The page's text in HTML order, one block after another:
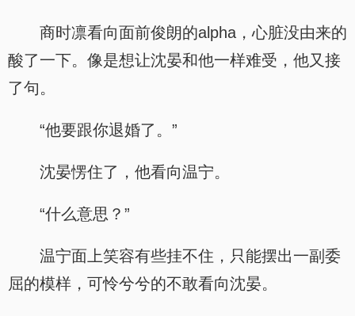
商时凛看向面前俊朗的alpha，心脏没由来的
酸了一下。像是想让沈晏和他一样难受，他又接
了句。
“他要跟你退婚了。”
沈晏愣住了，他看向温宁。
“什么意思？”
温宁面上笑容有些挂不住，只能摆出一副委
屈的模样，可怜兮兮的不敢看向沈晏。